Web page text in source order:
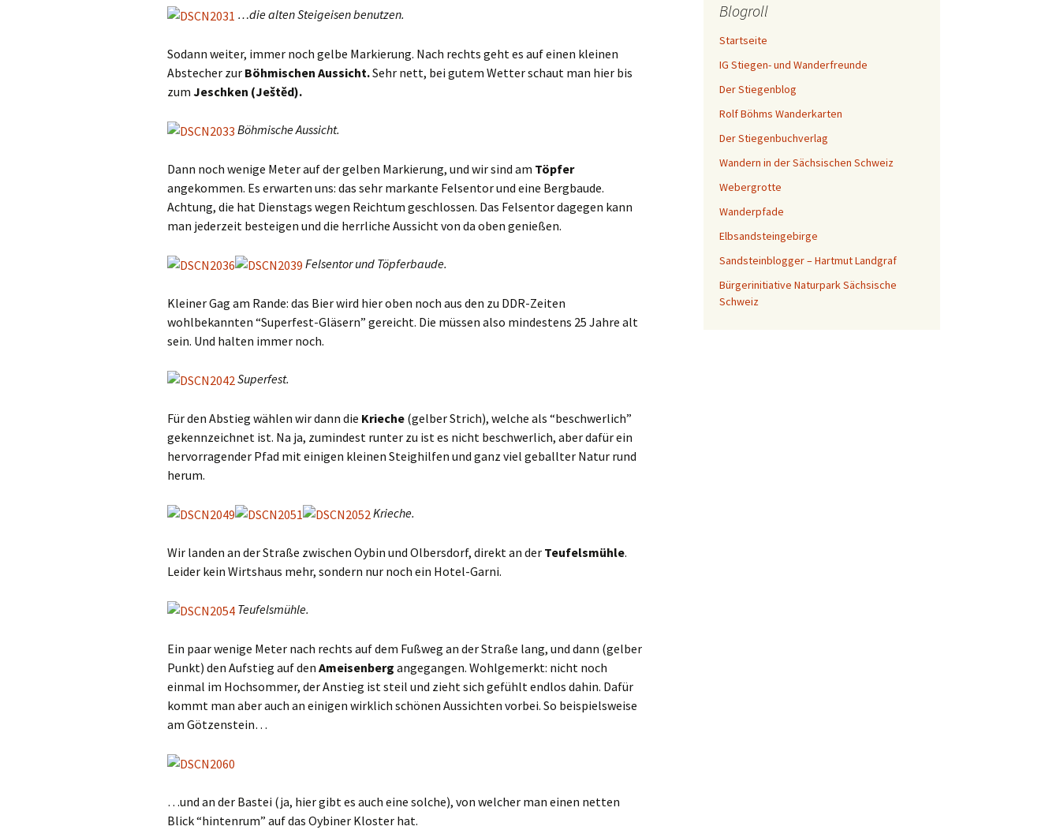
…die alten Steigeisen benutzen.
Sodann weiter, immer noch gelbe Markierung. Nach rechts geht es auf einen kleinen
Abstecher zur Böhmischen Aussicht.Sehr nett, bei gutem Wetter schaut man hier bis
zum Jeschken (Ještěd).
Böhmische Aussicht.
Dann noch wenige Meter auf der gelben Markierung, und wir sind am Töpfer
angekommen. Es erwarten uns: das sehr markante Felsentor und eine Bergbaude.
Achtung, die hat Dienstags wegen Reichtum geschlossen. Das Felsentor dagegen kann
man jederzeit besteigen und die herrliche Aussicht von da oben genießen.
Felsentor und Töpferbaude.
Kleiner Gag am Rande: das Bier wird hier oben noch aus den zu DDR-Zeiten
wohlbekannten “Superfest-Gläsern” gereicht. Die müssen also mindestens 25 Jahre alt
sein. Und halten immer noch.
Superfest.
Für den Abstieg wählen wir dann die Krieche (gelber Strich), welche als “beschwerlich”
gekennzeichnet ist. Na ja, zumindest runter zu ist es nicht beschwerlich, aber dafür ein
hervorragender Pfad mit einigen kleinen Steighilfen und ganz viel geballter Natur rund
herum.
Krieche.
Wir landen an der Straße zwischen Oybin und Olbersdorf, direkt an der Teufelsmühle.
Leider kein Wirtshaus mehr, sondern nur noch ein Hotel-Garni.
Teufelsmühle.
Ein paar wenige Meter nach rechts auf dem Fußweg an der Straße lang, und dann (gelber
Punkt) den Aufstieg auf den Ameisenberg angegangen. Wohlgemerkt: nicht noch
einmal im Hochsommer, der Anstieg ist steil und zieht sich gefühlt endlos dahin. Dafür
kommt man aber auch an einigen wirklich schönen Aussichten vorbei. So beispielsweise
am Götzenstein…
…und an der Bastei (ja, hier gibt es auch eine solche), von welcher man einen netten
Blick “hintenrum” auf das Oybiner Kloster hat.
Blogroll
Startseite
IG Stiegen- und Wanderfreunde
Der Stiegenblog
Rolf Böhms Wanderkarten
Der Stiegenbuchverlag
Wandern in der Sächsischen Schweiz
Webergrotte
Wanderpfade
Elbsandsteingebirge
Sandsteinblogger – Hartmut Landgraf
Bürgerinitiative Naturpark Sächsische
Schweiz